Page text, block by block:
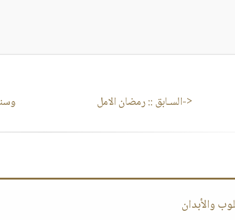
<-السـابق ::رمضان الامل
والأبدان